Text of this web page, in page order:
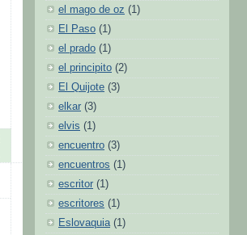
el mago de oz (1)
El Paso (1)
el prado (1)
el principito (2)
El Quijote (3)
elkar (3)
elvis (1)
encuentro (3)
encuentros (1)
escritor (1)
escritores (1)
Eslovaquia (1)